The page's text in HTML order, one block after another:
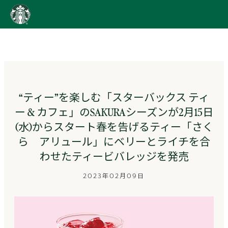
content
Go
ス
ス
ト
“ティー”を楽しむ「スターバックス ティ
ー & カフェ」のSAKURAシーズンが2月15日
(水)からスタート春を告げるティー「さく
ら アリュール」にベリーとライチを合
わせたティービバレッジを発売
2023年02月09日